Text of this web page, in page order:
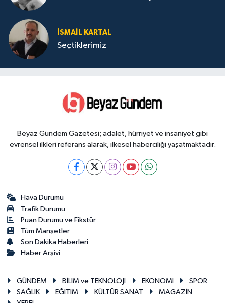
İSMAIL KARTAL
Seçtiklerimiz
Beyaz Gündem Gazetesi; adalet, hürriyet ve insaniyet gibi
evrensel ilkleri referans alarak, ilkesel haberciliği yaşatmaktadır.
Hava Durumu
Trafik Durumu
Puan Durumu ve Fikstür
Tüm Manşetler
Son Dakika Haberleri
Haber Arşivi
GÜNDEM BİLİM ve TEKNOLOJİ EKONOMİ
SPOR
SAĞLIK
EĞİTİM KÜLTÜR SANAT
MAGAZİN